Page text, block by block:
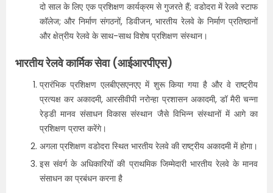
दो साल के लिए एक प्रशिक्षण कार्यक्रम से गुजरते हैं; वडोदरा में रेलवे स्टाफ
कॉलेज; और निर्माण संगठनों, डिवीजन, भारतीय रेलवे के निर्माण प्रतिष्ठानों
और क्षेत्रीय रेलवे के साथ-साथ विशेष प्रशिक्षण संस्थान।
भारतीय रेलवे कार्मिक सेवा (आईआरपीएस)
प्रारंभिक प्रशिक्षण एलबीएसएनएए में शुरू किया गया है और वे राष्ट्रीय
प्रत्यक्ष कर अकादमी, आरसीवीपी नरोन्हा प्रशासन अकादमी, डॉ मैरी चन्ना
रेड्डी मानव संसाधन विकास संस्थान जैसे विभिन्न संस्थानों में आगे का
प्रशिक्षण प्राप्त करेंगे।
अगला प्रशिक्षण वडोदरा स्थित भारतीय रेलवे की राष्ट्रीय अकादमी में होगा।
इस संवर्ग के अधिकारियों की प्राथमिक जिम्मेदारी भारतीय रेलवे के मानव
संसाधन का प्रबंधन करना है